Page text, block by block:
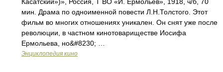
мин. Драма по одноименной повести Л.Н.Толстого. Этот
фильм во многих отношениях уникален. Он снят уже после
революции, в частном кинотовариществе Иосифа
Ермольева, но&#8230; …
Энциклопедия кино